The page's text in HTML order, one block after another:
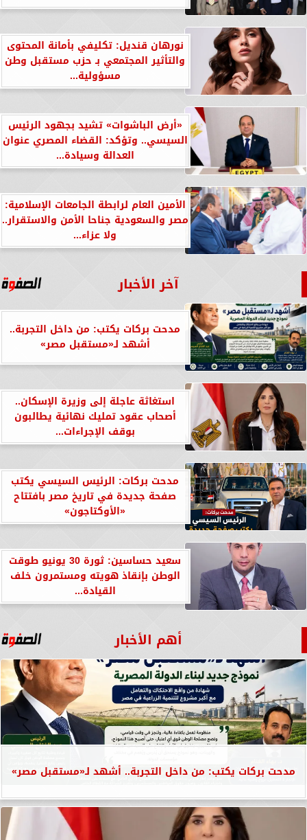
نورهان قنديل: تكليفي بأمانة المحتوى
والتأثير المجتمعي بـ حزب مستقبل وطن
مسؤولية...
«أرض الباشوات» تشيد بجهود الرئيس
السيسي.. وتؤكد: القضاء المصري عنوان
العدالة وسيادة...
الأمين العام لرابطة الجامعات الإسلامية:
مصر والسعودية جناحا الأمن والاستقرار..
ولا عزاء...
آخر الأخبار
مدحت بركات يكتب: من داخل التجربة..
أشهد لـ«مستقبل مصر»
استغاثة عاجلة إلى وزيرة الإسكان..
أصحاب عقود تمليك نهائية يطالبون
بوقف الإجراءات...
مدحت بركات: الرئيس السيسي يكتب
صفحة جديدة في تاريخ مصر بافتتاح
«الأوكتاجون»
سعيد حساسين: ثورة 30 يونيو طوقت
الوطن بإنقاذ هويته ومستمرون خلف
القيادة...
أهم الأخبار
مدحت بركات يكتب: من داخل التجربة.. أشهد لـ«مستقبل مصر»